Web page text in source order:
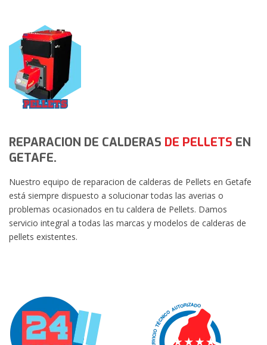
REPARACION DE CALDERAS DE PELLETS EN
GETAFE.
Nuestro equipo de reparacion de calderas de Pellets en Getafe
está siempre dispuesto a solucionar todas las averias o
problemas ocasionados en tu caldera de Pellets. Damos
servicio integral a todas las marcas y modelos de calderas de
pellets existentes.